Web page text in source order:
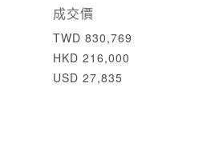
成交價
TWD 830,769
HKD 216,000
USD 27,835